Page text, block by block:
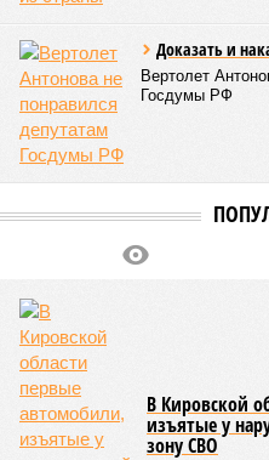
Доказать и
Вертолет
Госдумы РФ
В Кировской
изъятые у
зону СВО